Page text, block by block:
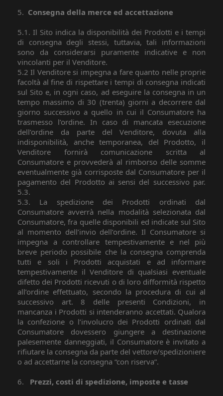
5. Consegna della merce ed accettazione
5.1. Il Sito indica la disponibilità dei Prodotti e i tempi
di consegna degli stessi, tuttavia, tali informazioni
sono da considerarsi puramente indicative e non
vincolanti per il Venditore.
5.2 Il Venditore si impegna a fare quanto nelle proprie
facoltà al fine di rispettare i tempi di consegna indicati
sul Sito e, in ogni caso, ad eseguire la consegna in un
tempo massimo di 30 (trenta) giorni a decorrere dal
giorno successivo a quello in cui il Consumatore ha
trasmesso l’ordine. In caso di mancata esecuzione
dell’ordine da parte del Venditore, dovuta alla
indisponibilità, anche temporanea, del Prodotto, il
Venditore fornirà comunicazione scritta al
Consumatore e provvederà al rimborso delle somme
eventualmente già corrisposte dal Consumatore per il
pagamento del Prodotto ai sensi del successivo par.
5.3.
5.3. La spedizione dei Prodotti ordinati dal
Consumatore avverrà nella modalità selezionata dal
Consumatore, fra quelle disponibili ed indicate sul Sito
al momento dell’invio dell’ordine. Il Consumatore si
impegna a controllare tempestivamente e nel più
breve periodo possibile che la consegna comprenda
tutti e soli i Prodotti acquistati e ad informare
tempestivamente il Venditore di qualsiasi eventuale
difetto dei Prodotti ricevuti o di loro difformità rispetto
all’ordine effettuato, secondo la procedura di cui al
successivo art. 8 delle presenti Condizioni, in
mancanza i Prodotti si intenderanno accettati. Qualora
la confezione o l’involucro dei Prodotti ordinati dal
Consumatore dovessero giungere a destinazione
palesemente danneggiati, il Consumatore è invitato a
rifiutare la consegna da parte del vettore/spedizioniere
o ad accettarne la consegna “con riserva”.
6.
Prezzi, costi di spedizione, imposte e tasse